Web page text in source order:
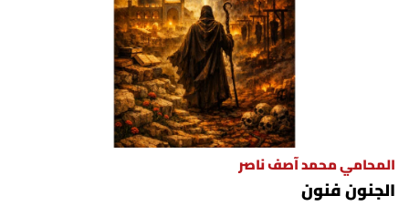
المحامي محمد آصف ناصر
الجنون فنون